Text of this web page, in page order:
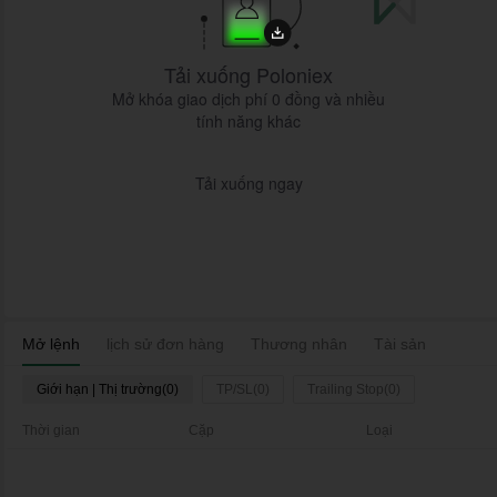
Mở lệnh lịch sử đơn hàng Thương nhân Tài sản
Giới hạn | Thị trường(0) TP/SL(0) Trailing Stop(0)
Thời gian Cặp Loại
Tải xuống Poloniex
Mở khóa giao dịch phí 0 đồng và nhiều
tính năng khác
Tải xuống ngay